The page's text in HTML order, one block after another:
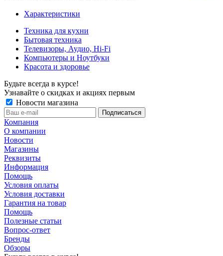
Характеристики
Техника для кухни
Бытовая техника
Телевизоры, Аудио, Hi-Fi
Компьютеры и Ноутбуки
Красота и здоровье
Будьте всегда в курсе!
Узнавайте о скидках и акциях первым
Новости магазина
Компания
О компании
Новости
Магазины
Реквизиты
Информация
Помощь
Условия оплаты
Условия доставки
Гарантия на товар
Помощь
Полезные статьи
Вопрос-ответ
Бренды
Обзоры